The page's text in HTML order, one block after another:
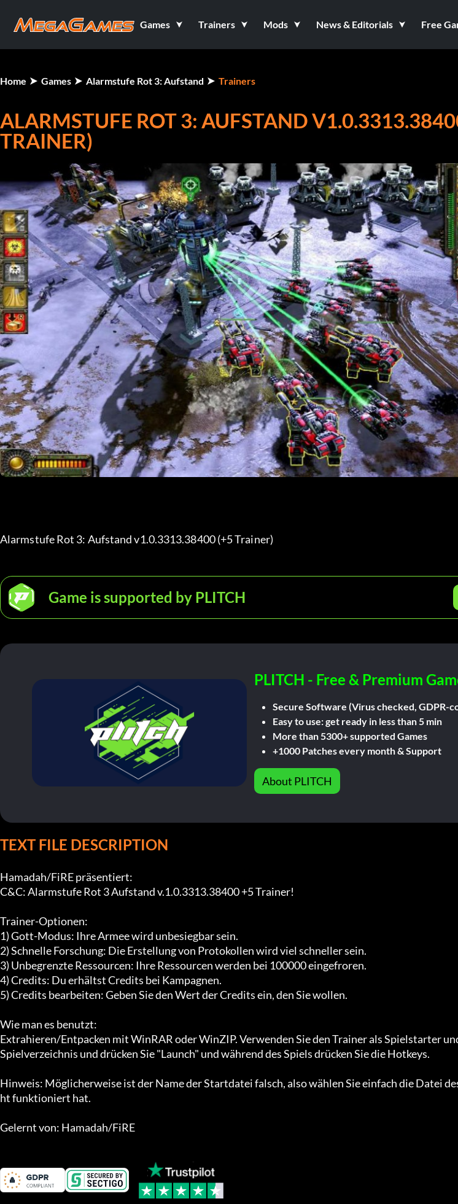
Games Trainers Mods News & Editorials Free
Home Games Alarmstufe Rot 3: Aufstand Trainers
ALARMSTUFE ROT 3: AUFSTAND
TRAINER)
Alarmstufe Rot 3: Aufstand v1.0.3313.38400 (+5 Trainer)
Game is supported by PLITCH
PLITCH - Free & Premium
Secure Software (Virus checked, GDPR-
Easy to use: get ready in less than 5 min
More than 5300+ supported Games
+1000 Patches every month & Support
About PLITCH
TEXT FILE DESCRIPTION
Hamadah/FiRE präsentiert:
C&C: Alarmstufe Rot 3 Aufstand v.1.0.3313.38400 +5 Trainer!
Trainer-Optionen:
1) Gott-Modus: Ihre Armee wird unbesiegbar sein.
2) Schnelle Forschung: Die Erstellung von Protokollen wird viel schneller sein.
3) Unbegrenzte Ressourcen: Ihre Ressourcen werden bei 100000 eingefroren.
4) Credits: Du erhältst Credits bei Kampagnen.
5) Credits bearbeiten: Geben Sie den Wert der Credits ein, den Sie wollen.
Wie man es benutzt:
Extrahieren/Entpacken mit WinRAR oder WinZIP. Verwenden Sie den Trainer als Spielstarter
Spielverzeichnis und drücken Sie "Launch" und während des Spiels drücken Sie die Hotkeys.
Hinweis: Möglicherweise ist der Name der Startdatei falsch, also wählen Sie einfach die Datei
ht funktioniert hat.
Gelernt von: Hamadah/FiRE